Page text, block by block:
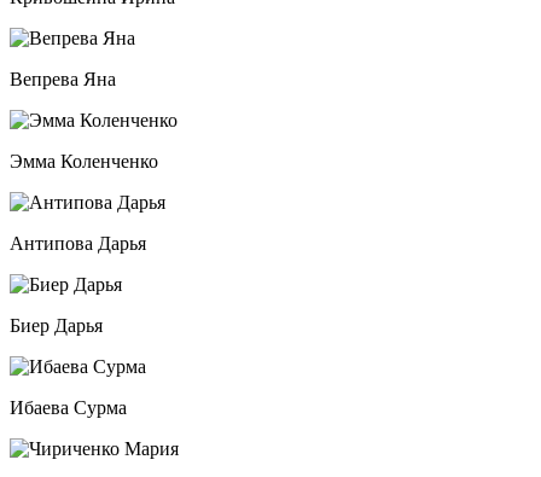
Вепрева Яна
Эмма Коленченко
Антипова Дарья
Биер Дарья
Ибаева Сурма